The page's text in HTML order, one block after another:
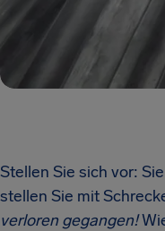
Stellen Sie sich vor:
stellen Sie mit
verloren gegangen!